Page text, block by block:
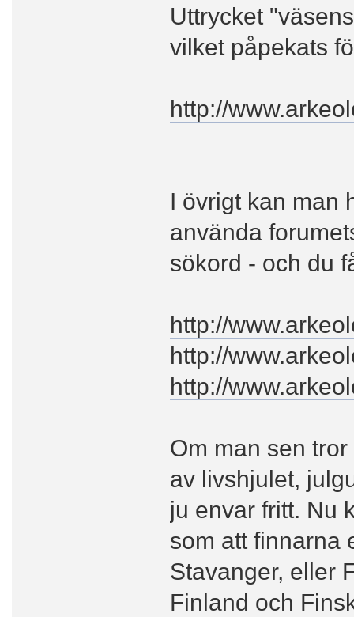
Uttrycket
vilket påpekats
http://
I övrigt kan man
använda
sökord - och du
http://
http://
http://
Om man sen
av livshjulet,
ju envar fritt. Nu
som att finnarna
Stavanger, eller
Finland och